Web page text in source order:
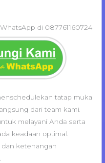
di 087761160724
tatap muka
dari team kami.
melayani Anda serta
keadaan optimal.
dan ketenangan